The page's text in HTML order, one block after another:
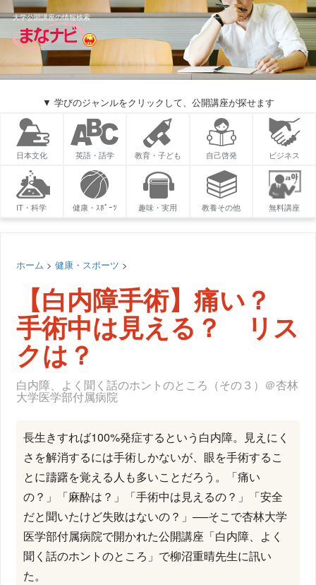
大学公開講座の情報検索
▼ 学びのジャンルをクリックして、公開講座が探せます
日本文化 英語・語学 教育・子ども 自己啓発 ビジネス
IT・科学 健康・ｽﾎﾟｰﾂ 趣味・実用 教養その他 無料講座
ホーム >健康・スポーツ >
【白内障手術】痛い？
手術中は見える？ リス
クは？
白内障、よく聞く話のホントのところ（その３）＠杏林
大学医学部付属病院
長生きすれば100%発症するという白内障。見えにく
さを解消するには手術しかないが、眼を手術するこ
とに躊躇を覚える人も多いことだろう。「痛い
の？」「麻酔は？」「手術中は見えるの？」「安全
だと聞いたけど失敗はないの？」──そこで杏林大学
医学部付属病院で開かれた公開講座「白内障、よく
聞く話のホントのところ」で柳沼重晴先生に訊い
た。